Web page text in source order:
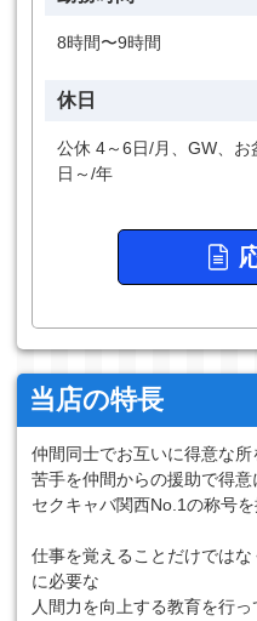
8時間〜9時間
休日
公休 4～6日/月、GW、
日～/年
当店の特長
仲間同士でお互いに得意な所
苦手を仲間からの援助で得
セクキャバ関西No.1の称号を
仕事を覚えることだけでは
に必要な
人間力を向上する教育を行っ